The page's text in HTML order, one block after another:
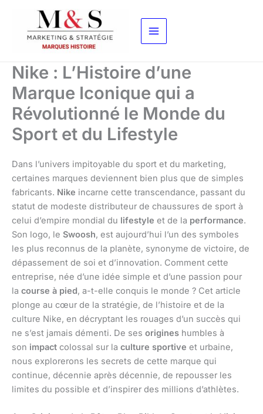
contenu
Nike : L’Histoire d’une
Marque Iconique qui a
Révolutionné le Monde du
Sport et du Lifestyle
Dans l’univers impitoyable du sport et du marketing,
certaines marques deviennent bien plus que de simples
fabricants. Nike incarne cette transcendance, passant du
statut de modeste distributeur de chaussures de sport à
celui d’empire mondial du lifestyle et de la performance.
Son logo, le Swoosh, est aujourd’hui l’un des symboles
les plus reconnus de la planète, synonyme de victoire, de
dépassement de soi et d’innovation. Comment cette
entreprise, née d’une idée simple et d’une passion pour
la course à pied, a-t-elle conquis le monde ? Cet article
plonge au cœur de la stratégie, de l’histoire et de la
culture Nike, en décryptant les rouages d’un succès qui
ne s’est jamais démenti. De ses origines humbles à
son impact colossal sur la culture sportive et urbaine,
nous explorerons les secrets de cette marque qui
continue, décennie après décennie, de repousser les
limites du possible et d’inspirer des millions d’athlètes.